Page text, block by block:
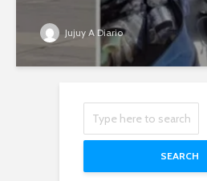
Jujuy A Diario
SEARCH